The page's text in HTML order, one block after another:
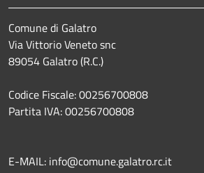
Comune di Galatro
Via Vittorio Veneto snc
89054 Galatro (R.C.)
Codice Fiscale: 00256700808
Partita IVA: 00256700808
E-MAIL: info@comune.galatro.rc.it